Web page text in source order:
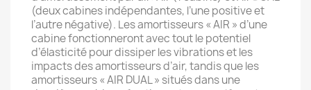
(deux cabines indépendantes, l’une positive et
l’autre négative). Les amortisseurs « AIR » d’une
cabine fonctionneront avec tout le potentiel
d’élasticité pour dissiper les vibrations et les
impacts des amortisseurs d’air, tandis que les
amortisseurs « AIR DUAL » situés dans une